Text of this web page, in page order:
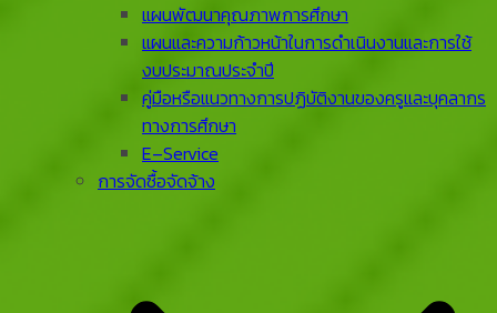
แผนพัฒนาคุณภาพการศึกษา
แผนและความก้าวหน้าในการดําเนินงานและการใช้
งบประมาณประจําปี
คู่มือหรือแนวทางการปฏิบัติงานของครูและบุคลากร
ทางการศึกษา
E–Service
การจัดซื้อจัดจ้าง